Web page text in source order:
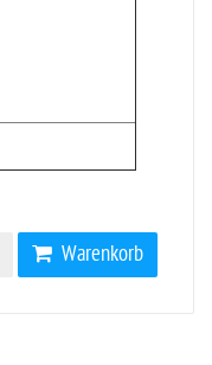
Warenkorb